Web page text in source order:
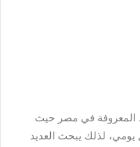
المعروفة في مصر حيث
لذلك يبحث العديد